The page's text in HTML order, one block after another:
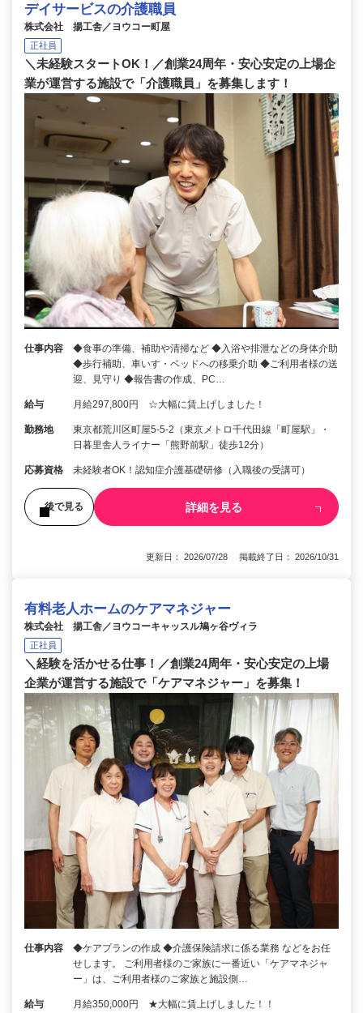
デイサービスの介護職員
株式会社 揚工舎／ヨウコー町屋
正社員
＼未経験スタートOK！／創業24周年・安心安定の上場企
業が運営する施設で「介護職員」を募集します！
仕事内容
◆食事の準備、補助や清掃など ◆入浴や排泄などの身体介助
◆歩行補助、車いす・ベッドへの移乗介助 ◆ご利用者様の送
迎、見守り ◆報告書の作成、PC…
給与 月給297,800円 ☆大幅に賃上げしました！
勤務地
東京都荒川区町屋5-5-2（東京メトロ千代田線「町屋駅」・
日暮里舎人ライナー「熊野前駅」徒歩12分）
応募資格 未経験者OK！認知症介護基礎研修（入職後の受講可）
後で見る 詳細を見る
更新日： 2026/07/28 掲載終了日： 2026/10/31
有料老人ホームのケアマネジャー
株式会社 揚工舎／ヨウコーキャッスル鳩ヶ谷ヴィラ
正社員
＼経験を活かせる仕事！／創業24周年・安心安定の上場
企業が運営する施設で「ケアマネジャー」を募集！
仕事内容
◆ケアプランの作成 ◆介護保険請求に係る業務 などをお任
せします。 ご利用者様のご家族に一番近い「ケアマネジャ
ー」は、ご利用者様のご家族と施設側…
給与 月給350,000円 ★大幅に賃上げしました！！